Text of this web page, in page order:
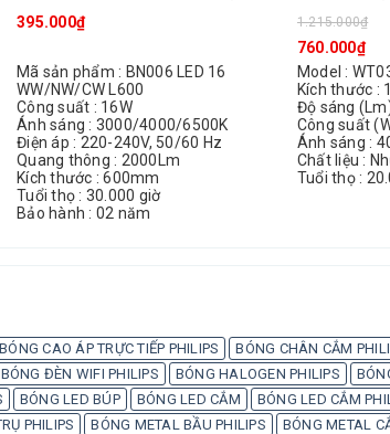
395.000₫
Mã sản phẩm : BN006 LED 16
WW/NW/CW L600
Công suất : 16W
Ánh sáng : 3000/4000/6500K
Điện áp : 220-240V, 50/60 Hz
Quang thông : 2000Lm
Kích thước : 600mm
Tuổi thọ : 30.000 giờ
Bảo hành : 02 năm
1.215.000₫
760.000₫
Model :
Kích thước :
Độ sáng
Công suất
Ánh sáng :
Chất liệu :
Tuổi thọ :
BÓNG CAO ÁP TRỰC TIẾP PHILIPS BÓNG CHÂN CẮM
BÓNG ĐÈN WIFI PHILIPS BÓNG HALOGEN PHILIPS
BÓNG LED BÚP BÓNG LED CẮM BÓNG LED CẮM
PHILIPS BÓNG METAL BẦU PHILIPS BÓNG METAL